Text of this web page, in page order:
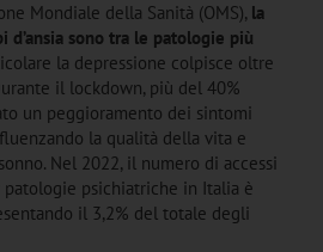
Mondiale della Sanità (OMS), la
d’ansia sono tra le patologie più
la depressione colpisce oltre
il lockdown, più del 40%
un peggioramento dei sintomi
la qualità della vita e
Nel 2022, il numero di accessi
patologie psichiatriche in Italia è
il 3,2% del totale degli